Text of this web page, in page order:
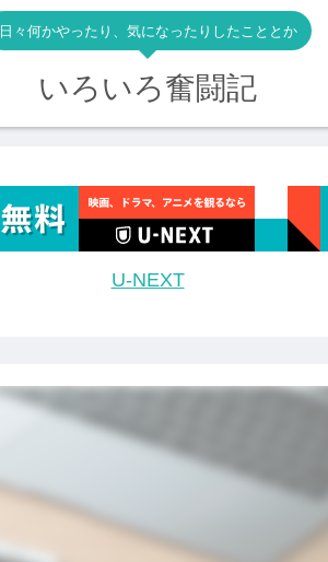
日々何かやったり、気になったりしたこととか
いろいろ奮闘記
U-NEXT